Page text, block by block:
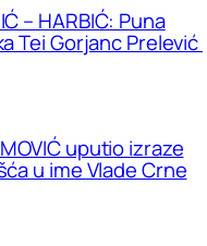
– HARBIĆ: Puna
Tei Gorjanc Prelević
uputio izraze
u ime Vlade Crne